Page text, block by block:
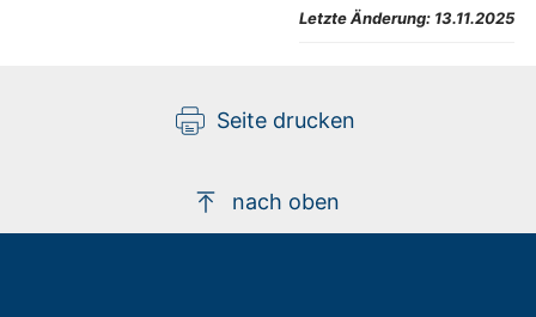
Letzte Änderung: 13.11.2025
Seite drucken
nach oben